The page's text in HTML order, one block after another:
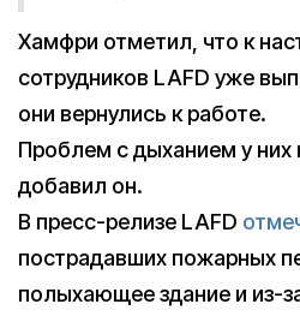
Хамфри отметил, что к
сотрудников LAFD уже
они вернулись к работе.
Проблем с дыханием у них
добавил он.
В пресс-релизе LAFD
пострадавших пожарных
полыхающее здание и из-